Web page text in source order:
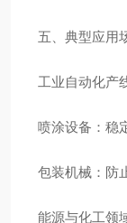
五、典型应用
工业自动化产
喷涂设备：稳
包装机械：防
能源与化工领